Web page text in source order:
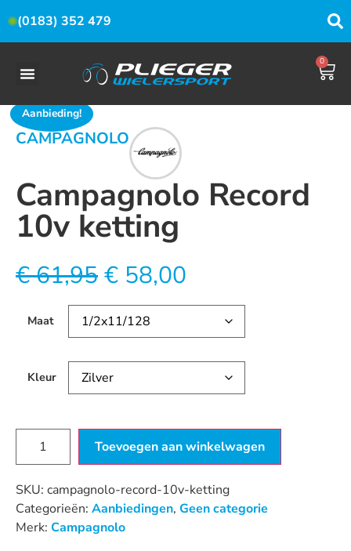
(0183) 352 479
0
Aanbieding!
CAMPAGNOLO
Campagnolo Record
10v ketting
€61,95€ 58,00
Maat
Kleur
Toevoegen aan winkelwagen
SKU: campagnolo-record-10v-ketting
Categorieën: Aanbiedingen, Geen categorie
Merk: Campagnolo